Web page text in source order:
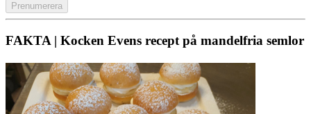
FAKTA | Kocken Evens recept på mandelfria semlor